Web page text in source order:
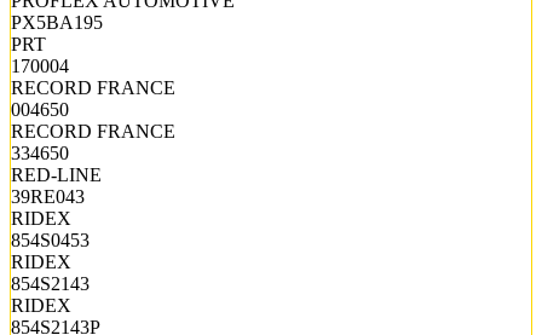
PX5BA195
PRT
170004
RECORD FRANCE
004650
RECORD FRANCE
334650
RED-LINE
39RE043
RIDEX
854S0453
RIDEX
854S2143
RIDEX
854S2143P